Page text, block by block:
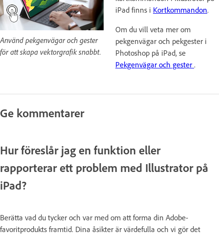
iPad finns i Kortkommandon.
Om du vill veta mer om
pekgenvägar och pekgester i
Photoshop på iPad, se
Pekgenvägar och gester .
Använd pekgenvägar och gester
för att skapa vektorgrafik snabbt.
Ge kommentarer
Hur föreslår jag en funktion eller
rapporterar ett problem med Illustrator på
iPad?
Berätta vad du tycker och var med om att forma din Adobe-
favoritprodukts framtid. Dina åsikter är värdefulla och vi gör det